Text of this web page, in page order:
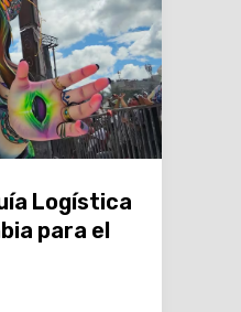
Logística
para el